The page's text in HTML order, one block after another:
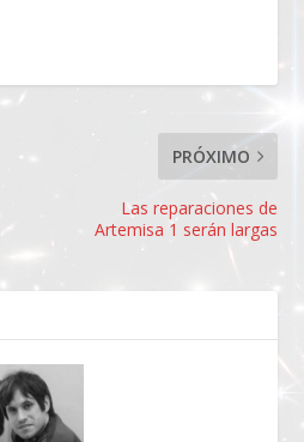
PRÓXIMO
Las reparaciones de
Artemisa 1 serán largas